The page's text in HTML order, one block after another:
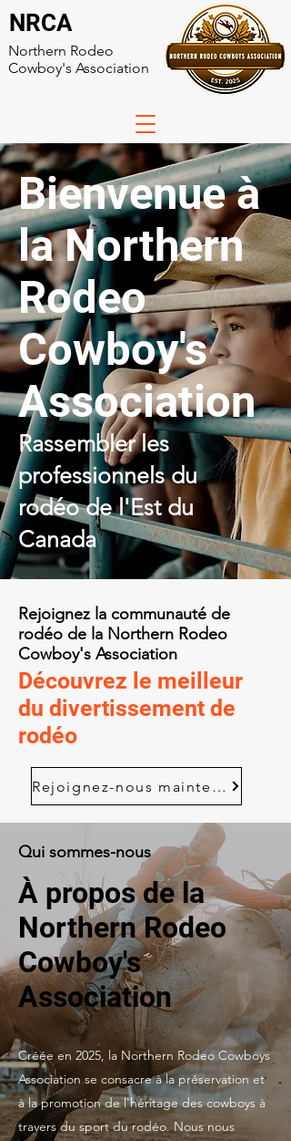
NRCA
Northern Rodeo
Cowboy's Association
Bienvenue à
la Northern
Rodeo
Cowboy's
Association
Rassembler les
professionnels du
rodéo de l'Est du
Canada
Rejoignez la communauté de
rodéo de la Northern Rodeo
Cowboy's Association
Découvrez le meilleur
du divertissement de
rodéo
Rejoignez-nous maintenant
Qui sommes-nous
À propos de la
Northern Rodeo
Cowboy's
Association
Créée en 2025, la Northern Rodeo Cowboys
Association se consacre à la préservation et
à la promotion de l'héritage des cowboys à
travers du sport du rodéo. Nous nous